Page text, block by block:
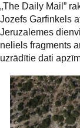
„The Daily Mail”
Jozefs Garfinkels
Jeruzalemes
neliels fragments
uzrādītie dati